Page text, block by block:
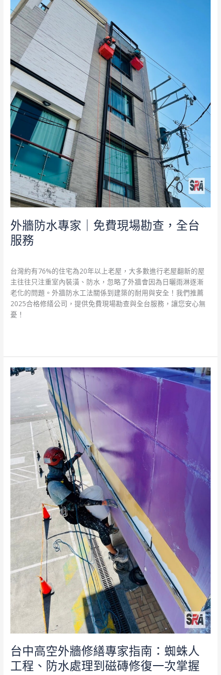
外牆防水專家｜免費現場勘查，全台
服務
台灣約有76%的住宅為20年以上老屋，大多數進行老屋翻新的屋
主往往只注重室內裝潢、防水，忽略了外牆會因為日曬雨淋逐漸
老化的問題。外牆防水工法關係到建築的耐用與安全！我們推薦
2025合格修繕公司，提供免費現場勘查與全台服務，讓您安心無
憂！
｜
免
費
現
場
勘
查，
全
台
服
務
台中高空外牆修繕專家指南：蜘蛛人
工程、防水處理到磁磚修復一次掌握
台
外
牆
繕
專
家
指
蜘
人
程、
防
水
處
理
磁
修
復
一
次